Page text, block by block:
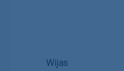
Wijas